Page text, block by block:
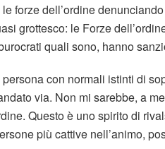
forze dell’ordine
grottesco: le Forze
quali sono, hanno
con normali istinti di
via. Non mi sarebbe, a
Questo è uno spirito di
più cattive nell’animo,